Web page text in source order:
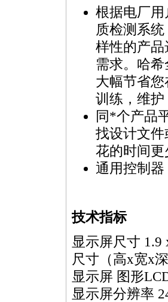
根据电厂
质检测系
样性的产
需求。哈
大幅节省您
训练，维护
同 *个产品
找设计文
花的时间
通用控制器
技术指标
显示屏尺寸 1.9
尺寸（高x宽x
显示屏 图形
显示屏分辨率